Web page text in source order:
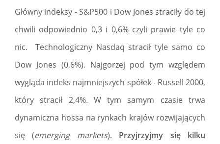
Główny indeksy - S&P500 i Dow Jones straciły do tej
chwili odpowiednio 0,3 i 0,6% czyli prawie tyle co
nic. Technologiczny Nasdaq stracił tyle samo co
Dow Jones (0,6%). Najgorzej pod tym względem
wygląda indeks najmniejszych spółek - Russell 2000,
który stracił 2,4%. W tym samym czasie trwa
dynamiczna hossa na rynkach krajów rozwijających
się (emerging markets). Przyjrzyjmy się kilku